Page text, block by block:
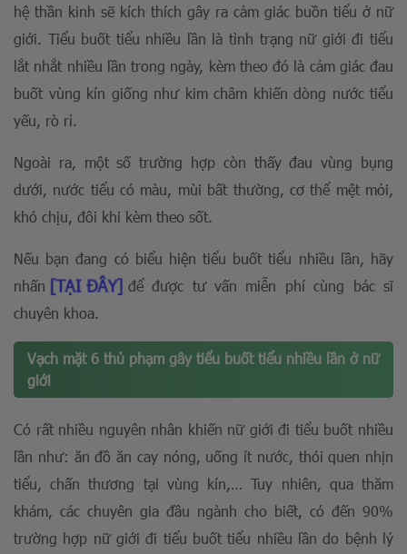
hệ thần kinh sẽ kích thích gây ra cảm giác buồn tiểu ở nữ
giới. Tiểu buốt tiểu nhiều lần là tình trạng nữ giới đi tiểu
lắt nhắt nhiều lần trong ngày, kèm theo đó là cảm giác đau
buốt vùng kín giống như kim châm khiến dòng nước tiểu
yếu, rò rỉ.
Ngoài ra, một số trường hợp còn thấy đau vùng bụng
dưới, nước tiểu có màu, mùi bất thường, cơ thể mệt mỏi,
khó chịu, đôi khi kèm theo sốt.
Nếu bạn đang có biểu hiện tiểu buốt tiểu nhiều lần, hãy
nhấn[TẠI ĐÂY]để được tư vấn miễn phí cùng bác sĩ
chuyên khoa.
Vạch mặt 6 thủ phạm gây tiểu buốt tiểu nhiều lần ở nữ
giới
Có rất nhiều nguyên nhân khiến nữ giới đi tiểu buốt nhiều
lần như: ăn đồ ăn cay nóng, uống ít nước, thói quen nhịn
tiểu, chấn thương tại vùng kín,… Tuy nhiên, qua thăm
khám, các chuyên gia đầu ngành cho biết, có đến 90%
trường hợp nữ giới đi tiểu buốt tiểu nhiều lần do bệnh lý